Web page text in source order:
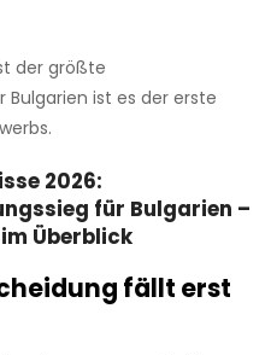
der größte
Bulgarien ist es der erste
2026:
für Bulgarien –
Überblick
fällt erst